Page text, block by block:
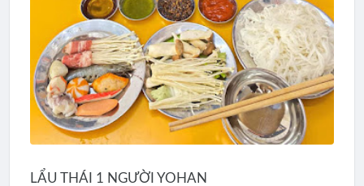
LẨU THÁI 1 NGƯỜI YOHAN